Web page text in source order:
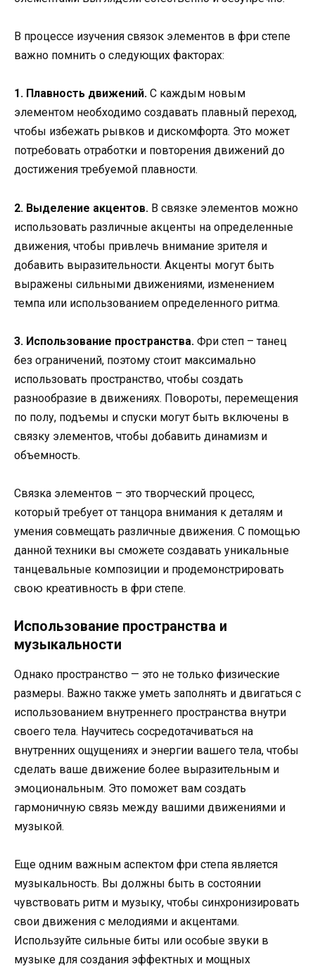
В процессе изучения связок элементов в фри степе
важно помнить о следующих факторах:
1. Плавность движений. С каждым новым
элементом необходимо создавать плавный переход,
чтобы избежать рывков и дискомфорта. Это может
потребовать отработки и повторения движений до
достижения требуемой плавности.
2. Выделение акцентов. В связке элементов можно
использовать различные акценты на определенные
движения, чтобы привлечь внимание зрителя и
добавить выразительности. Акценты могут быть
выражены сильными движениями, изменением
темпа или использованием определенного ритма.
3. Использование пространства. Фри степ – танец
без ограничений, поэтому стоит максимально
использовать пространство, чтобы создать
разнообразие в движениях. Повороты, перемещения
по полу, подъемы и спуски могут быть включены в
связку элементов, чтобы добавить динамизм и
объемность.
Связка элементов – это творческий процесс,
который требует от танцора внимания к деталям и
умения совмещать различные движения. С помощью
данной техники вы сможете создавать уникальные
танцевальные композиции и продемонстрировать
свою креативность в фри степе.
Использование пространства и
музыкальности
Однако пространство — это не только физические
размеры. Важно также уметь заполнять и двигаться с
использованием внутреннего пространства внутри
своего тела. Научитесь сосредотачиваться на
внутренних ощущениях и энергии вашего тела, чтобы
сделать ваше движение более выразительным и
эмоциональным. Это поможет вам создать
гармоничную связь между вашими движениями и
музыкой.
Еще одним важным аспектом фри степа является
музыкальность. Вы должны быть в состоянии
чувствовать ритм и музыку, чтобы синхронизировать
свои движения с мелодиями и акцентами.
Используйте сильные биты или особые звуки в
музыке для создания эффектных и мощных